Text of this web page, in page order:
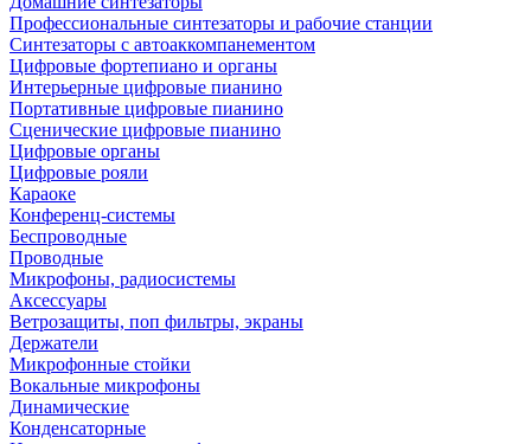
Профессиональные синтезаторы и рабочие станции
Синтезаторы с автоаккомпанементом
Цифровые фортепиано и органы
Интерьерные цифровые пианино
Портативные цифровые пианино
Сценические цифровые пианино
Цифровые органы
Цифровые рояли
Караоке
Конференц-системы
Беспроводные
Проводные
Микрофоны, радиосистемы
Аксессуары
Ветрозащиты, поп фильтры, экраны
Держатели
Микрофонные стойки
Вокальные микрофоны
Динамические
Конденсаторные